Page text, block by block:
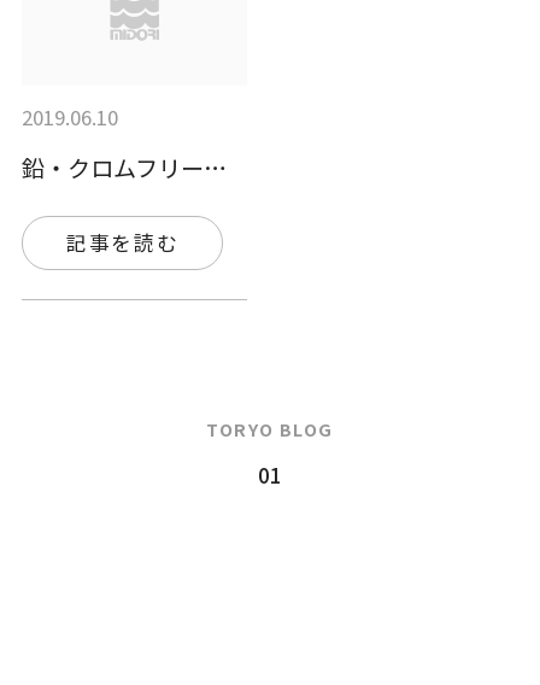
2019.06.10
鉛・クロムフリーさび止め塗料「ダイドーエ…
記事を読む
TORYO BLOG
01